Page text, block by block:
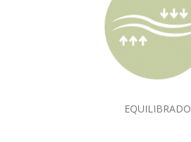
EQUILIBRADO